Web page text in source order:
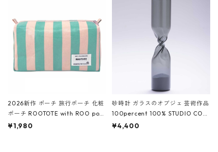
ーガンディー、オフホワイト
2026新作 ポーチ 旅行ポーチ 化粧
ポーチ ROOTOTE with ROO pou
ch 3532 ルートート WR.ポーチ.ラ
¥1,980
砂時計 ガラスのオブジェ 芸術作品
100percent 100% STUDIO COH
AKU Timeless 100パーセント ス
¥4,400